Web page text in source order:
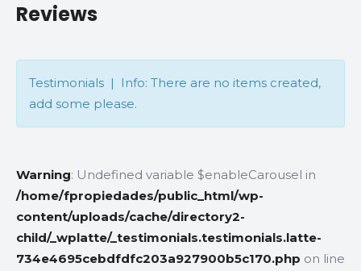
Reviews
Testimonials | Info: There are no items created,
add some please.
Warning: Undefined variable $enableCarousel in
/home/fpropiedades/public_html/wp-
content/uploads/cache/directory2-
child/_wplatte/_testimonials.testimonials.latte-
734e4695cebdfdfc203a927900b5c170.php on line